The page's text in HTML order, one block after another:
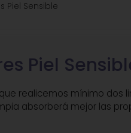
Piel Sensible
Piel
realicemos mínimo dos
absorberá mejor las